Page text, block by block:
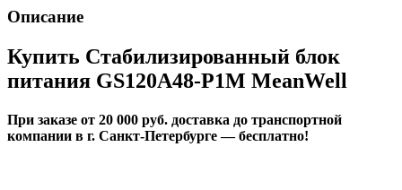
Описание
Купить Стабилизированный блок
питания GS120A48-P1M MeanWell
При заказе от 20 000 руб. доставка до транспортной
компании в г. Санкт-Петербурге — бесплатно!